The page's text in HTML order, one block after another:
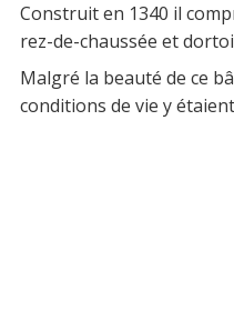
Construit en 1340 il
rez-de-chaussée et
Malgré la beauté de ce
conditions de vie y